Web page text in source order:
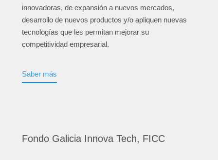
innovadoras, de expansión a nuevos mercados,
desarrollo de nuevos productos y/o apliquen nuevas
tecnologías que les permitan mejorar su
competitividad empresarial.
Saber más
Fondo Galicia Innova Tech, FICC